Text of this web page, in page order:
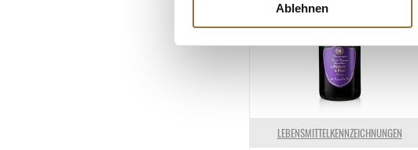
Ablehnen
LEBENSMITTELKENNZEICHNUNGEN